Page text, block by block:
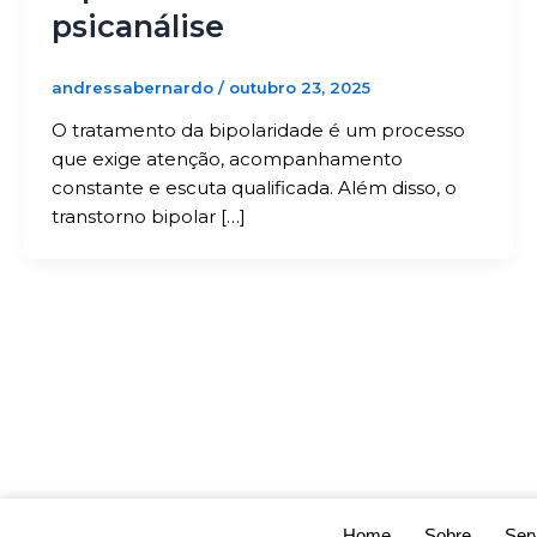
psicanálise
andressabernardo / outubro 23, 2025
O tratamento da bipolaridade é um processo
que exige atenção, acompanhamento
constante e escuta qualificada. Além disso, o
transtorno bipolar […]